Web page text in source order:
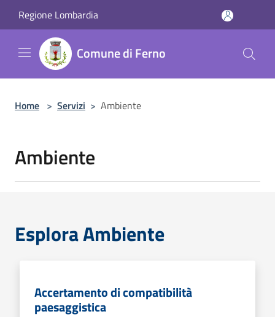
Regione Lombardia
Comune di Ferno
Home > Servizi > Ambiente
Ambiente
Esplora Ambiente
Accertamento di compatibilità
paesaggistica